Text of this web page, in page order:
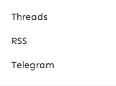
Threads
RSS
Telegram